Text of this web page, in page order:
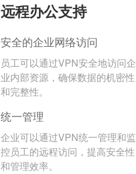
远程办公支持
安全的企业网络访问
员工可以通过VPN安全地访问企
业内部资源，确保数据的机密性
和完整性。
统一管理
企业可以通过VPN统一管理和监
控员工的远程访问，提高安全性
和管理效率。